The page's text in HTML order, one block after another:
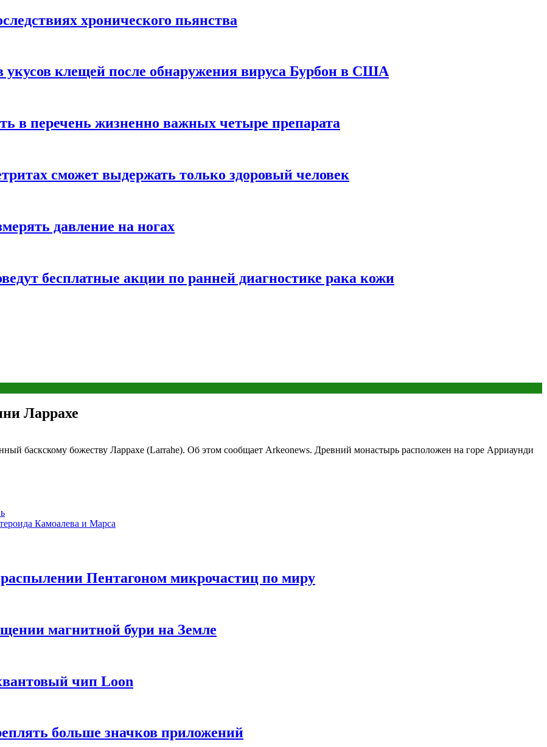
хронического пьянства
клещей после обнаружения вируса Бурбон в США
в перечень жизненно важных четыре препарата
сможет выдержать только здоровый человек
давление на ногах
бесплатные акции по ранней диагностике рака кожи
Ларрахе
баскскому божеству Ларрахе (Larrahe). Об этом сообщает Arkeonews. Древний монастырь расположен на горе Арриаунди
Камоалева и Марса
Пентагоном микрочастиц по миру
магнитной бури на Земле
чип Loon
больше значков приложений